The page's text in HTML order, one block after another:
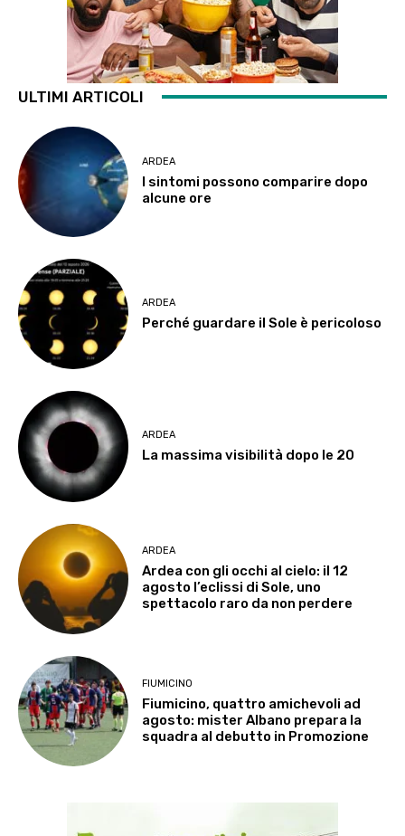
ULTIMI ARTICOLI
ARDEA
I sintomi possono comparire dopo
alcune ore
ARDEA
Perché guardare il Sole è pericoloso
ARDEA
La massima visibilità dopo le 20
ARDEA
Ardea con gli occhi al cielo: il 12
agosto l’eclissi di Sole, uno
spettacolo raro da non perdere
FIUMICINO
Fiumicino, quattro amichevoli ad
agosto: mister Albano prepara la
squadra al debutto in Promozione